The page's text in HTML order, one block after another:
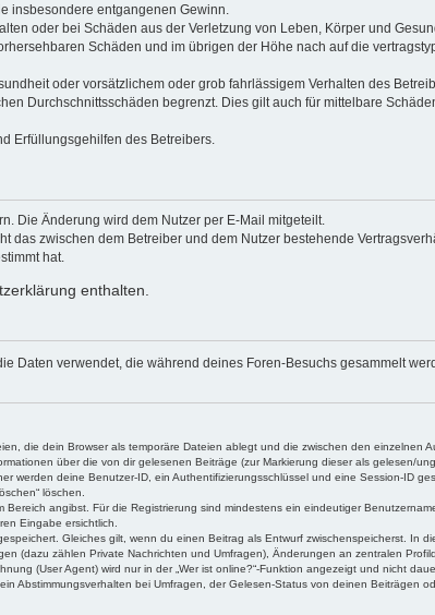
insbesondere entgangenen Gewinn.
oder bei Schäden aus der Verletzung von Leben, Körper und
Schäden und im übrigen der Höhe nach auf die
oder vorsätzlichem oder grob fahrlässigem Verhalten des
Durchschnittsschäden begrenzt. Dies gilt auch für mittelbare
Erfüllungsgehilfen des Betreibers.
Die Änderung wird dem Nutzer per E-Mail mitgeteilt.
zwischen dem Betreiber und dem Nutzer bestehende
hat.
enthalten.
Daten verwendet, die während deines Foren-Besuchs gesammelt
die dein Browser als temporäre Dateien ablegt und die zwischen den einzelnen
über die von dir gelesenen Beiträge (zur Markierung dieser als gelesen/
werden deine Benutzer-ID, ein Authentifizierungsschlüssel und eine Session-ID
löschen.
angibst. Für die Registrierung sind mindestens ein eindeutiger
Eingabe ersichtlich.
Gleiches gilt, wenn du einen Beitrag als Entwurf zwischenspeicherst. In
(dazu zählen Private Nachrichten und Umfragen), Änderungen an zentralen
(User Agent) wird nur in der „Wer ist online?“-Funktion angezeigt und nicht
Abstimmungsverhalten bei Umfragen, der Gelesen-Status von deinen Beiträgen